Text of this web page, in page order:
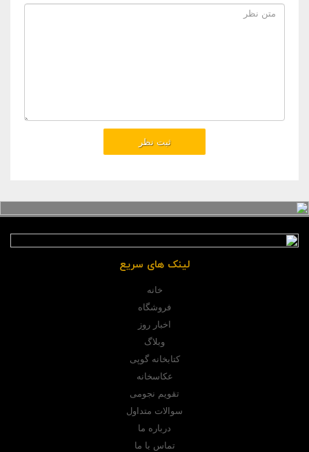
لینک های سریع
خانه
فروشگاه
اخبار روز
وبلاگ
کتابخانه گوپی
عکاسخانه
تقویم نجومی
سوالات متداول
درباره ما
تماس با ما